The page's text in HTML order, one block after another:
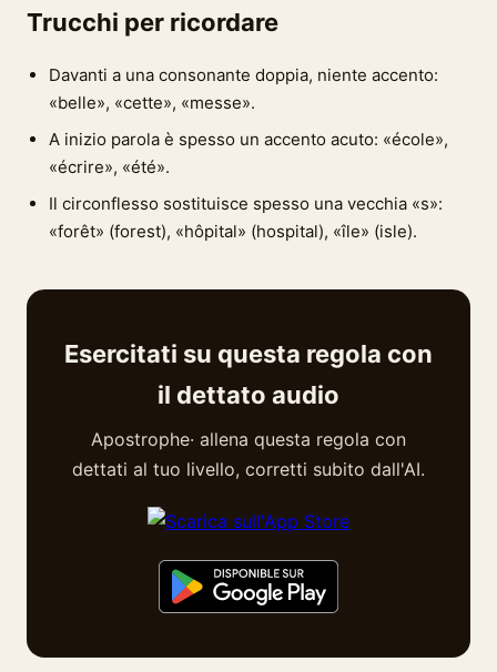
Trucchi per ricordare
Davanti a una consonante doppia, niente accento:
«belle», «cette», «messe».
A inizio parola è spesso un accento acuto: «école»,
«écrire», «été».
Il circonflesso sostituisce spesso una vecchia «s»:
«forêt» (forest), «hôpital» (hospital), «île» (isle).
Esercitati su questa regola con
il dettato audio
Apostrophe· allena questa regola con
dettati al tuo livello, corretti subito dall'AI.